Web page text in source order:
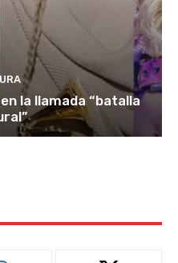
la llamada “batalla